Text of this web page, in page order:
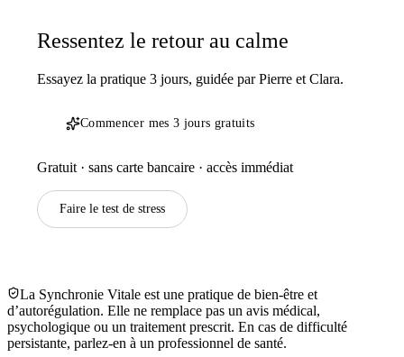
Ressentez le retour au calme
Essayez la pratique 3 jours, guidée par Pierre et Clara.
Commencer mes 3 jours gratuits
Gratuit · sans carte bancaire · accès immédiat
Faire le test de stress
La Synchronie Vitale est une pratique de bien-être et
d’autorégulation. Elle ne remplace pas un avis médical,
psychologique ou un traitement prescrit. En cas de difficulté
persistante, parlez-en à un professionnel de santé.